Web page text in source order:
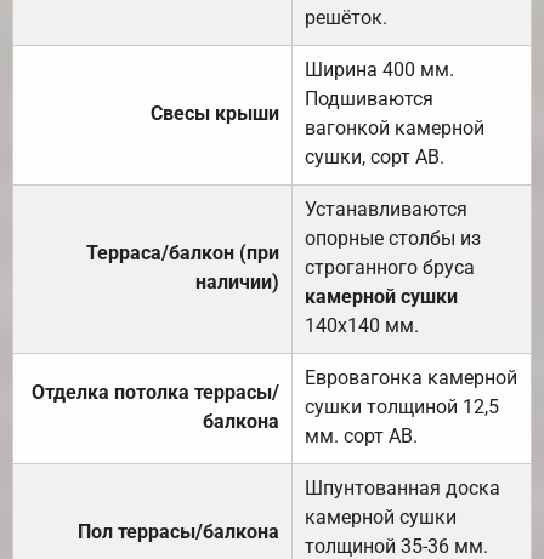
решёток.
Свесы крыши
Ширина 400 мм.
Подшиваются
вагонкой камерной
сушки, сорт АВ.
Терраса/балкон (при
наличии)
Устанавливаются
опорные столбы из
строганного бруса
камерной сушки
140х140 мм.
Отделка потолка террасы/
балкона
Евровагонка камерной
сушки толщиной 12,5
мм. сорт АВ.
Пол террасы/балкона
Шпунтованная доска
камерной сушки
толщиной 35-36 мм.